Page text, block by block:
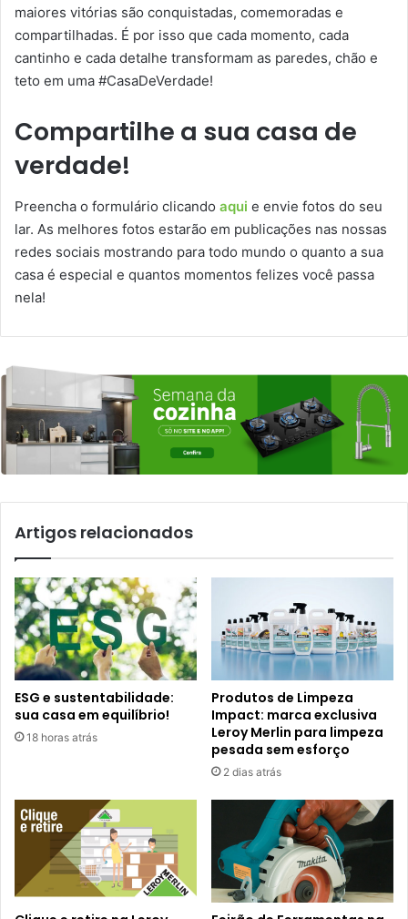
maiores vitórias são conquistadas, comemoradas e
compartilhadas. É por isso que cada momento, cada
cantinho e cada detalhe transformam as paredes, chão e
teto em uma #CasaDeVerdade!
Compartilhe a sua casa de
verdade!
Preencha o formulário clicando aqui e envie fotos do seu
lar. As melhores fotos estarão em publicações nas nossas
redes sociais mostrando para todo mundo o quanto a sua
casa é especial e quantos momentos felizes você passa
nela!
Artigos relacionados
ESG e sustentabilidade:
sua casa em equilíbrio!
18 horas atrás
Produtos de Limpeza
Impact: marca exclusiva
Leroy Merlin para limpeza
pesada sem esforço
2 dias atrás